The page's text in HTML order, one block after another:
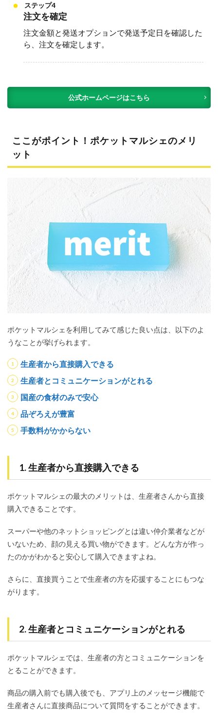
ステップ4
注文を確定
注文金額と発送オプションで発送予定日を確認した
ら、注文を確定します。
公式ホームページはこちら
ここがポイント！ポケットマルシェのメリ
ット
ポケットマルシェを利用してみて感じた良い点は、以下のよ
うなことが挙げられます。
生産者から直接購入できる
生産者とコミュニケーションがとれる
国産の食材のみで安心
品ぞろえが豊富
手数料がかからない
1. 生産者から直接購入できる
ポケットマルシェの最大のメリットは、生産者さんから直接
購入できることです。
スーパーや他のネットショッピングとは違い仲介業者などが
いないため、顔の見える買い物ができます。どんな方が作っ
たのかがわかると安心して購入できますよね。
さらに、直接買うことで生産者の方を応援することにもつな
がります。
2. 生産者とコミュニケーションがとれる
ポケットマルシェでは、生産者の方とコミュニケーションを
とることができます。
商品の購入前でも購入後でも、アプリ上のメッセージ機能で
生産者さんに直接商品について質問をすることができます。